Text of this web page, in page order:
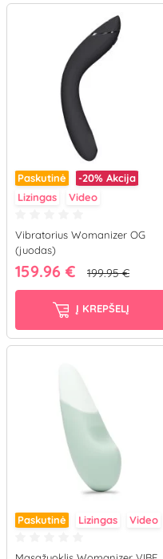
Paskutinė -20% Akcija
Lizingas
Video
Vibratorius Womanizer OG
(juodas)
159.96 € 199.95 €
Į KREPŠELĮ
Paskutinė Lizingas Video